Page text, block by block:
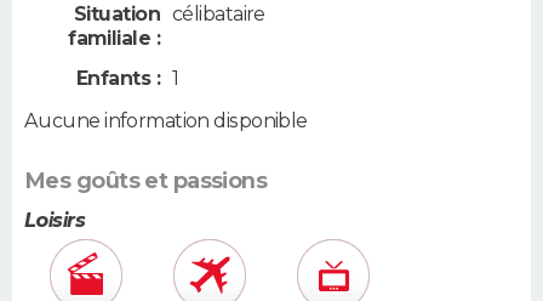
Situation
familiale :
célibataire
Enfants : 1
Aucune information disponible
Mes goûts et passions
Loisirs